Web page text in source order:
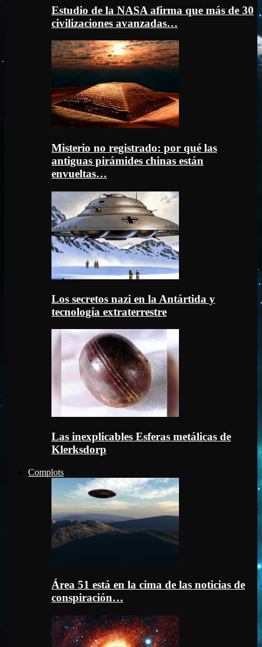
Estudio de la NASA afirma que más de 30
civilizaciones avanzadas…
Misterio no registrado: por qué las
antiguas pirámides chinas están
envueltas…
Los secretos nazi en la Antártida y
tecnología extraterrestre
Las inexplicables Esferas metálicas de
Klerksdorp
Complots
Área 51 está en la cima de las noticias de
conspiración…